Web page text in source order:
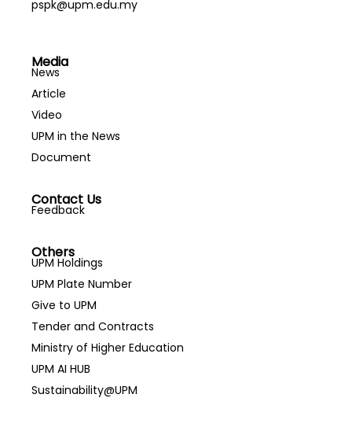
pspk@upm.edu.my
Media
News
Article
Video
UPM in the News
Document
Contact Us
Feedback
Others
UPM Holdings
UPM Plate Number
Give to UPM
Tender and Contracts
Ministry of Higher Education
UPM AI HUB
Sustainability@UPM